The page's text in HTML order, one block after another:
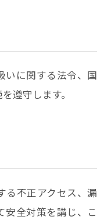
いに関する法令、国
遵守します。
る不正アクセス、漏
安全対策を講じ、こ